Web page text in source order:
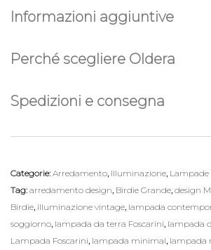
Informazioni aggiuntive
Perché scegliere Oldera
Spedizioni e consegna
Categorie: Arredamento, Illuminazione, Lampade
Tag: arredamento design, Birdie Grande, design
Birdie, illuminazione vintage, lampada
soggiorno, lampada da terra Foscarini, lampada
Lampada Foscarini, lampada minimal, lampada